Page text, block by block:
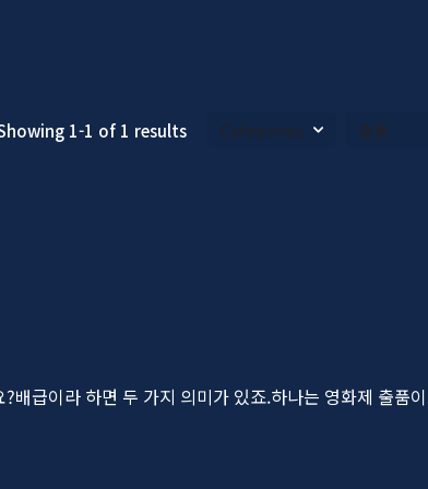
1-1 of 1 results
배급이라 하면 두 가지 의미가 있죠.하나는 영화제 출품